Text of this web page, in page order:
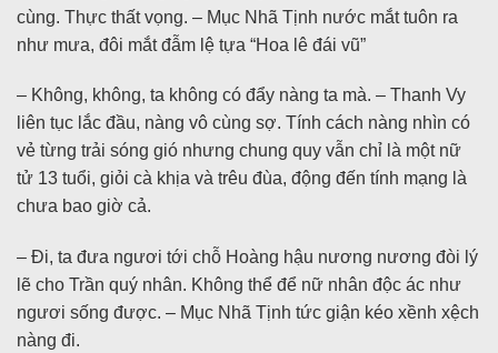
cùng. Thực thất vọng. – Mục Nhã Tịnh nước mắt tuôn ra
như mưa, đôi mắt đẫm lệ tựa “Hoa lê đái vũ”
– Không, không, ta không có đẩy nàng ta mà. – Thanh Vy
liên tục lắc đầu, nàng vô cùng sợ. Tính cách nàng nhìn có
vẻ từng trải sóng gió nhưng chung quy vẫn chỉ là một nữ
tử 13 tuổi, giỏi cà khịa và trêu đùa, động đến tính mạng là
chưa bao giờ cả.
– Đi, ta đưa ngươi tới chỗ Hoàng hậu nương nương đòi lý
lẽ cho Trần quý nhân. Không thể để nữ nhân độc ác như
ngươi sống được. – Mục Nhã Tịnh tức giận kéo xềnh xệch
nàng đi.